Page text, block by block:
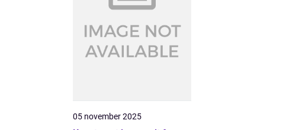
05 november 2025